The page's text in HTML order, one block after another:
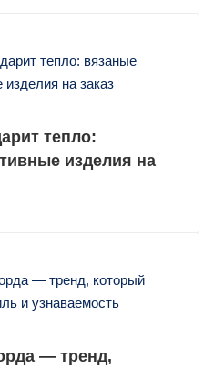
тепло:
изделия на
— тренд,